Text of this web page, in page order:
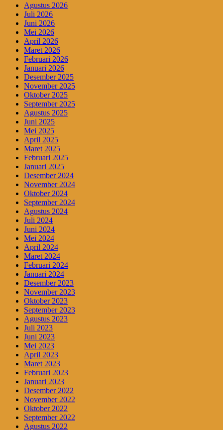
Agustus 2026
Juli 2026
Juni 2026
Mei 2026
April 2026
Maret 2026
Februari 2026
Januari 2026
Desember 2025
November 2025
Oktober 2025
September 2025
Agustus 2025
Juni 2025
Mei 2025
April 2025
Maret 2025
Februari 2025
Januari 2025
Desember 2024
November 2024
Oktober 2024
September 2024
Agustus 2024
Juli 2024
Juni 2024
Mei 2024
April 2024
Maret 2024
Februari 2024
Januari 2024
Desember 2023
November 2023
Oktober 2023
September 2023
Agustus 2023
Juli 2023
Juni 2023
Mei 2023
April 2023
Maret 2023
Februari 2023
Januari 2023
Desember 2022
November 2022
Oktober 2022
September 2022
Agustus 2022